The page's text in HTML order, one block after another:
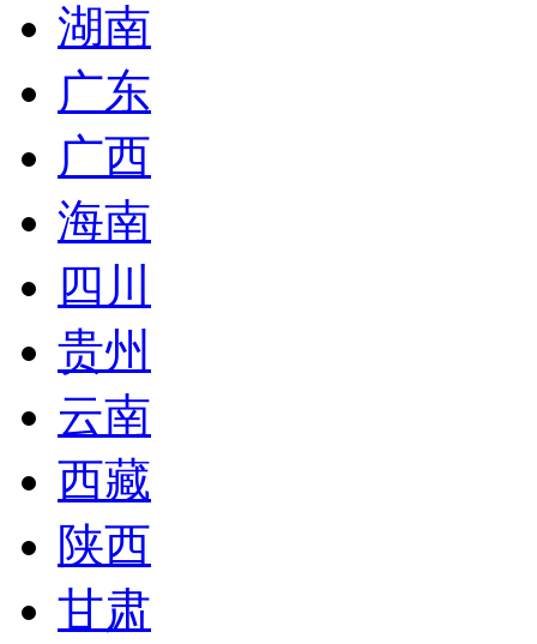
湖南
广东
广西
海南
四川
贵州
云南
西藏
陕西
甘肃